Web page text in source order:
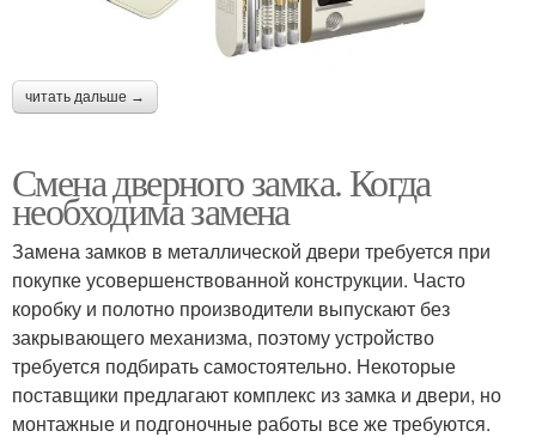
читать дальше →
Смена дверного замка. Когда
необходима замена
Замена замков в металлической двери требуется при
покупке усовершенствованной конструкции. Часто
коробку и полотно производители выпускают без
закрывающего механизма, поэтому устройство
требуется подбирать самостоятельно. Некоторые
поставщики предлагают комплекс из замка и двери, но
монтажные и подгоночные работы все же требуются.